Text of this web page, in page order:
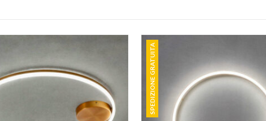
SPEDIZIONE GRATUITA